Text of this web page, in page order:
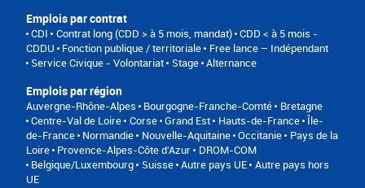
Emplois par contrat
CDI Contrat long (CDD > à 5 mois, mandat) CDD < à 5 mois -
CDDU
Fonction publique / territoriale
Free lance – Indépendant
Service Civique - Volontariat
Stage Alternance
Emplois par région
Auvergne-Rhône-Alpes Bourgogne-Franche-Comté
Bretagne
Centre-Val de Loire Corse Grand Est Hauts-de-France Île-
de-France Normandie Nouvelle-Aquitaine Occitanie
Pays de la
Loire Provence-Alpes-Côte d'Azur
DROM-COM
Belgique/Luxembourg
Suisse Autre pays UE Autre pays hors
UE